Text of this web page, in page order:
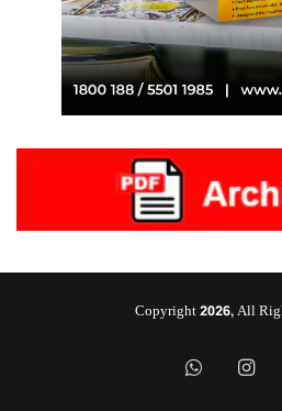
Copyright 2026, All
انستقرامواتساب